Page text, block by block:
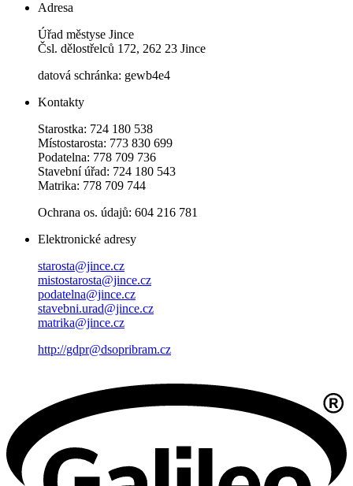
Adresa
Úřad městyse Jince
Čsl. dělostřelců 172, 262 23 Jince
datová schránka: gewb4e4
Kontakty
Starostka: 724 180 538
Místostarosta: 773 830 699
Podatelna: 778 709 736
Stavební úřad: 724 180 543
Matrika: 778 709 744
Ochrana os. údajů: 604 216 781
Elektronické adresy
starosta@jince.cz
mistostarosta@jince.cz
podatelna@jince.cz
stavebni.urad@jince.cz
matrika@jince.cz
http://gdpr@dsopribram.cz